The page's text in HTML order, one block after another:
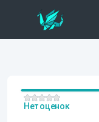
Нет оценок